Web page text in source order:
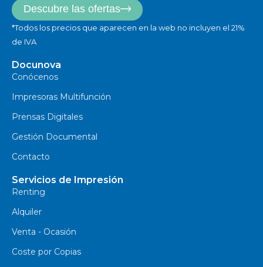
Descubre las ofertas
*Todos los precios que aparecen en la web no incluyen el 21%
de IVA
Docunova
Conócenos
Impresoras Multifunción
Prensas Digitales
Gestión Documental
Contacto
Servicios de Impresión
Renting
Alquiler
Venta - Ocasión
Coste por Copias